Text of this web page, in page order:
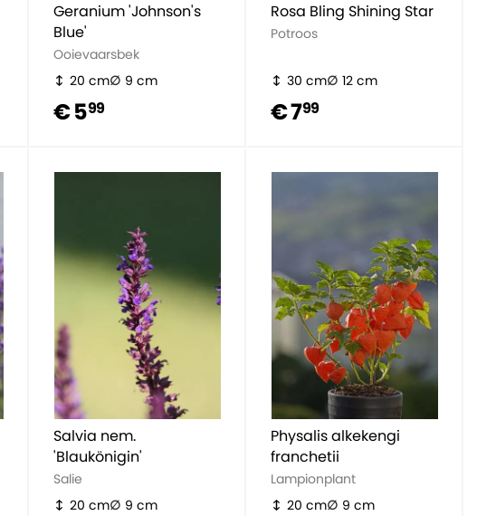
Geranium 'Johnson's
Blue'
Ooievaarsbek
20 cm
9 cm
€ 599
Rosa Bling Shining Star
Potroos
30 cm 12 cm
€ 799
Salvia nem.
'Blaukönigin'
Salie
20 cm
9 cm
Physalis alkekengi
franchetii
Lampionplant
20 cm
9 cm